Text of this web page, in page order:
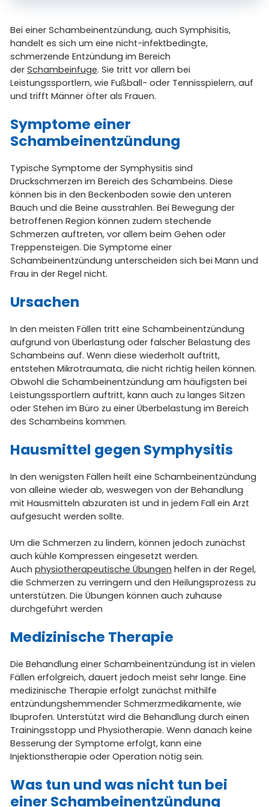
Bei einer Schambeinentzündung, auch Symphisitis,
handelt es sich um eine nicht-infektbedingte,
schmerzende Entzündung im Bereich
der Schambeinfuge. Sie tritt vor allem bei
Leistungssportlern, wie Fußball- oder Tennisspielern, auf
und trifft Männer öfter als Frauen.
Symptome einer
Schambeinentzündung
Typische Symptome der Symphysitis sind
Druckschmerzen im Bereich des Schambeins. Diese
können bis in den Beckenboden sowie den unteren
Bauch und die Beine ausstrahlen. Bei Bewegung der
betroffenen Region können zudem stechende
Schmerzen auftreten, vor allem beim Gehen oder
Treppensteigen. Die Symptome einer
Schambeinentzündung unterscheiden sich bei Mann und
Frau in der Regel nicht.
Ursachen
In den meisten Fällen tritt eine Schambeinentzündung
aufgrund von Überlastung oder falscher Belastung des
Schambeins auf. Wenn diese wiederholt auftritt,
entstehen Mikrotraumata, die nicht richtig heilen können.
Obwohl die Schambeinentzündung am häufigsten bei
Leistungssportlern auftritt, kann auch zu langes Sitzen
oder Stehen im Büro zu einer Überbelastung im Bereich
des Schambeins kommen.
Hausmittel gegen Symphysitis
In den wenigsten Fällen heilt eine Schambeinentzündung
von alleine wieder ab, weswegen von der Behandlung
mit Hausmitteln abzuraten ist und in jedem Fall ein Arzt
aufgesucht werden sollte.
Um die Schmerzen zu lindern, können jedoch zunächst
auch kühle Kompressen eingesetzt werden.
Auch physiotherapeutische Übungen helfen in der Regel,
die Schmerzen zu verringern und den Heilungsprozess zu
unterstützen. Die Übungen können auch zuhause
durchgeführt werden
Medizinische Therapie
Die Behandlung einer Schambeinentzündung ist in vielen
Fällen erfolgreich, dauert jedoch meist sehr lange. Eine
medizinische Therapie erfolgt zunächst mithilfe
entzündungshemmender Schmerzmedikamente, wie
Ibuprofen. Unterstützt wird die Behandlung durch einen
Trainingsstopp und Physiotherapie. Wenn danach keine
Besserung der Symptome erfolgt, kann eine
Injektionstherapie oder Operation nötig sein.
Was tun und was nicht tun bei
einer Schambeinentzündung